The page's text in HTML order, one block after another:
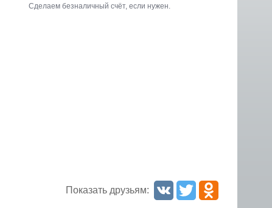
Cделаем безналичный счёт, если нужен.
Показать друзьям: